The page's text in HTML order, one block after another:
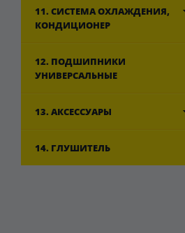
11. СИСТЕМА ОХЛАЖДЕНИЯ,
КОНДИЦИОНЕР
12. ПОДШИПНИКИ
УНИВЕРСАЛЬНЫЕ
13. АКСЕССУАРЫ
14. ГЛУШИТЕЛЬ